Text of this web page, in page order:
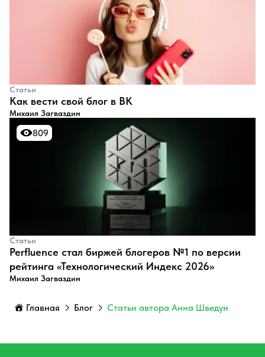
Статьи
​Как вести свой блог в ВК
Михаил Загваздин
809
809
Статьи
Perfluence стал биржей блогеров №1 по версии
рейтинга «Технологический Индекс 2026»
Михаил Загваздин
Главная Блог Статьи автора Анна Шведун